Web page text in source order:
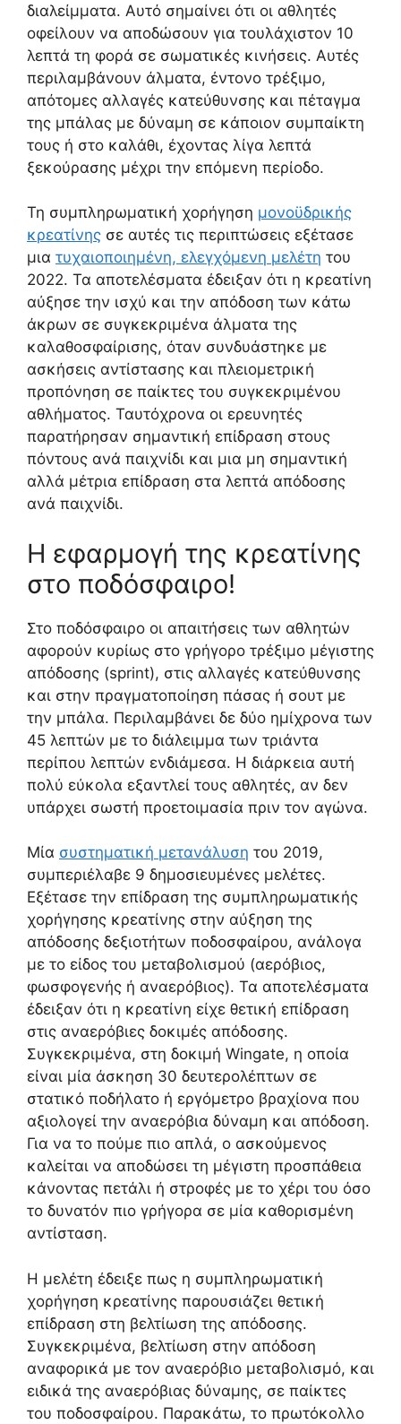
διαλείμματα. Αυτό σημαίνει ότι οι αθλητές
οφείλουν να αποδώσουν για τουλάχιστον 10
λεπτά τη φορά σε σωματικές κινήσεις. Αυτές
περιλαμβάνουν άλματα, έντονο τρέξιμο,
απότομες αλλαγές κατεύθυνσης και πέταγμα
της μπάλας με δύναμη σε κάποιον συμπαίκτη
τους ή στο καλάθι, έχοντας λίγα λεπτά
ξεκούρασης μέχρι την επόμενη περίοδο.
Τη συμπληρωματική χορήγηση μονοϋδρικής
κρεατίνης σε αυτές τις περιπτώσεις εξέτασε
μια τυχαιοποιημένη, ελεγχόμενη μελέτη του
2022. Τα αποτελέσματα έδειξαν ότι η κρεατίνη
αύξησε την ισχύ και την απόδοση των κάτω
άκρων σε συγκεκριμένα άλματα της
καλαθοσφαίρισης, όταν συνδυάστηκε με
ασκήσεις αντίστασης και πλειομετρική
προπόνηση σε παίκτες του συγκεκριμένου
αθλήματος. Ταυτόχρονα οι ερευνητές
παρατήρησαν σημαντική επίδραση στους
πόντους ανά παιχνίδι και μια μη σημαντική
αλλά μέτρια επίδραση στα λεπτά απόδοσης
ανά παιχνίδι.
Η εφαρμογή της κρεατίνης
στο ποδόσφαιρο!
Στο ποδόσφαιρο οι απαιτήσεις των αθλητών
αφορούν κυρίως στο γρήγορο τρέξιμο μέγιστης
απόδοσης (sprint), στις αλλαγές κατεύθυνσης
και στην πραγματοποίηση πάσας ή σουτ με
την μπάλα. Περιλαμβάνει δε δύο ημίχρονα των
45 λεπτών με το διάλειμμα των τριάντα
περίπου λεπτών ενδιάμεσα. Η διάρκεια αυτή
πολύ εύκολα εξαντλεί τους αθλητές, αν δεν
υπάρχει σωστή προετοιμασία πριν τον αγώνα.
Μία συστηματική μετανάλυση του 2019,
συμπεριέλαβε 9 δημοσιευμένες μελέτες.
Εξέτασε την επίδραση της συμπληρωματικής
χορήγησης κρεατίνης στην αύξηση της
απόδοσης δεξιοτήτων ποδοσφαίρου, ανάλογα
με το είδος του μεταβολισμού (αερόβιος,
φωσφογενής ή αναερόβιος). Τα αποτελέσματα
έδειξαν ότι η κρεατίνη είχε θετική επίδραση
στις αναερόβιες δοκιμές απόδοσης.
Συγκεκριμένα, στη δοκιμή Wingate, η οποία
είναι μία άσκηση 30 δευτερολέπτων σε
στατικό ποδήλατο ή εργόμετρο βραχίονα που
αξιολογεί την αναερόβια δύναμη και απόδοση.
Για να το πούμε πιο απλά, ο ασκούμενος
καλείται να αποδώσει τη μέγιστη προσπάθεια
κάνοντας πετάλι ή στροφές με το χέρι του όσο
το δυνατόν πιο γρήγορα σε μία καθορισμένη
αντίσταση.
Η μελέτη έδειξε πως η συμπληρωματική
χορήγηση κρεατίνης παρουσιάζει θετική
επίδραση στη βελτίωση της απόδοσης.
Συγκεκριμένα, βελτίωση στην απόδοση
αναφορικά με τον αναερόβιο μεταβολισμό, και
ειδικά της αναερόβιας δύναμης, σε παίκτες
του ποδοσφαίρου. Παρακάτω, το πρωτόκολλο